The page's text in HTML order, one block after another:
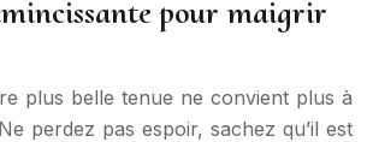
pour maigrir
plus belle tenue ne convient plus à
perdez pas espoir, sachez qu’il est